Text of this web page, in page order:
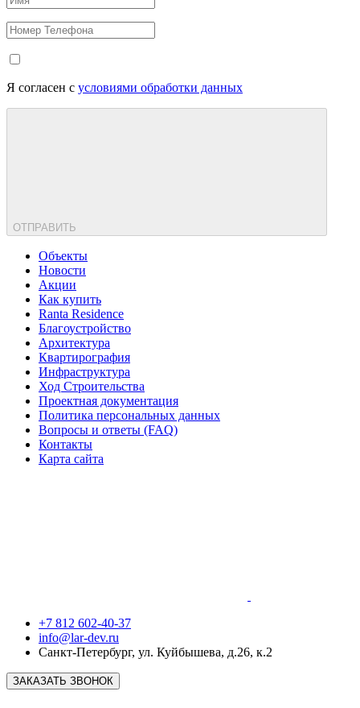
Я согласен с условиями обработки данных
ОТПРАВИТЬ
Объекты
Новости
Акции
Как купить
Ranta Residence
Благоустройство
Архитектура
Квартирография
Инфраструктура
Ход Строительства
Проектная документация
Политика персональных данных
Вопросы и ответы (FAQ)
Контакты
Карта сайта
+7 812 602-40-37
info@lar-dev.ru
Санкт-Петербург, ул. Куйбышева, д.26, к.2
ЗАКАЗАТЬ ЗВОНОК